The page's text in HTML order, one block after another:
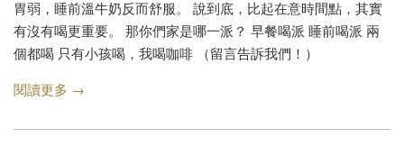
胃弱，睡前溫牛奶反而舒服。 說到底，比起在意時間點，其實
有沒有喝更重要。 那你們家是哪一派？ 早餐喝派 睡前喝派 兩
個都喝 只有小孩喝，我喝咖啡 （留言告訴我們！）
閱讀更多 →